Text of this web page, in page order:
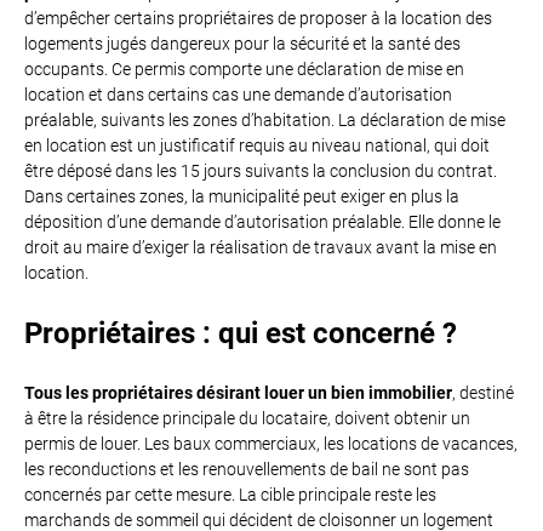
d’empêcher certains propriétaires de proposer à la location des
logements jugés dangereux pour la sécurité et la santé des
occupants. Ce permis comporte une déclaration de mise en
location et dans certains cas une demande d’autorisation
préalable, suivants les zones d’habitation. La déclaration de mise
en location est un justificatif requis au niveau national, qui doit
être déposé dans les 15 jours suivants la conclusion du contrat.
Dans certaines zones, la municipalité peut exiger en plus la
déposition d’une demande d’autorisation préalable. Elle donne le
droit au maire d’exiger la réalisation de travaux avant la mise en
location.
Propriétaires : qui est concerné ?
Tous les propriétaires désirant louer un bien immobilier, destiné
à être la résidence principale du locataire, doivent obtenir un
permis de louer. Les baux commerciaux, les locations de vacances,
les reconductions et les renouvellements de bail ne sont pas
concernés par cette mesure. La cible principale reste les
marchands de sommeil qui décident de cloisonner un logement